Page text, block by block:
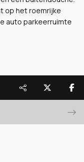
op het roemrijke
auto parkeerruimte